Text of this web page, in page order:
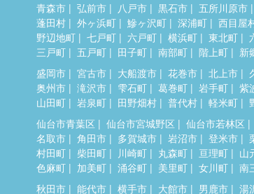
青森市 弘前市 八戸市 黒石市 五所川原市
蓬田村
外ヶ浜町 鰺ヶ沢町 深浦町 西目屋
野辺地町
七戸町 六戸町 横浜町 東北町
三戸町
五戸町 田子町 南部町 階上町 新
盛岡市 宮古市 大船渡市 花巻市 北上市
奥州市
滝沢市 雫石町 葛巻町 岩手町 紫
山田町
岩泉町 田野畑村 普代村 軽米町
仙台市青葉区 仙台市宮城野区 仙台市若林区
名取市
角田市 多賀城市 岩沼市 登米市
村田町
柴田町 川崎町 丸森町 亘理町 山
色麻町
加美町 涌谷町 美里町 女川町 南
秋田市 能代市 横手市 大館市 男鹿市 湯